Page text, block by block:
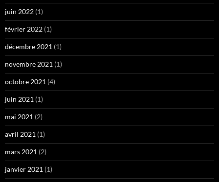
juin 2022 (1)
février 2022 (1)
décembre 2021 (1)
novembre 2021 (1)
octobre 2021 (4)
juin 2021 (1)
mai 2021 (2)
avril 2021 (1)
mars 2021 (2)
janvier 2021 (1)